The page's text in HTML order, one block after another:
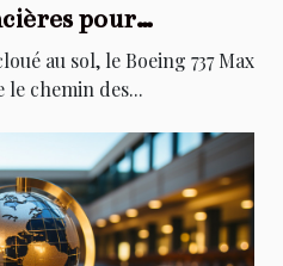
pour
au sol, le Boeing 737 Max
chemin des...